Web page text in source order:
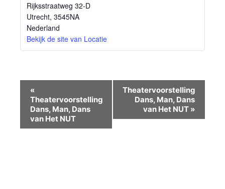
Rijksstraatweg 32-D
Utrecht, 3545NA
Nederland
Bekijk de site van Locatie
Navigatie
«
Theatervoorstelling
Dans, Man, Dans
van Het NUT
Theatervoorstelling
Dans, Man, Dans
van Het NUT »